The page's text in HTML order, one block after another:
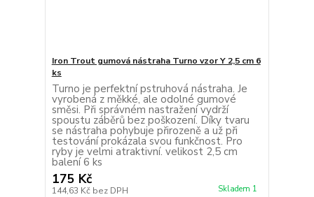
Iron Trout gumová nástraha Turno vzor Y 2,5 cm 6
ks
Turno je perfektní pstruhová nástraha. Je
vyrobená z měkké, ale odolné gumové
směsi. Při správném nastražení vydrží
spoustu záběrů bez poškození. Díky tvaru
se nástraha pohybuje přirozeně a už při
testování prokázala svou funkčnost. Pro
ryby je velmi atraktivní. velikost 2,5 cm
balení 6 ks
175 Kč
144,63 Kč bez DPH Skladem 1